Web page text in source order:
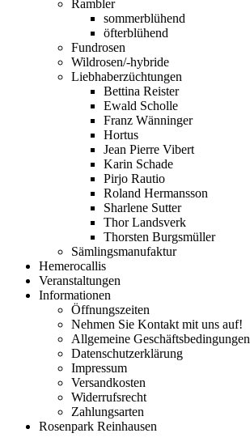
Rambler
sommerblühend
öfterblühend
Fundrosen
Wildrosen/-hybride
Liebhaberzüchtungen
Bettina Reister
Ewald Scholle
Franz Wänninger
Hortus
Jean Pierre Vibert
Karin Schade
Pirjo Rautio
Roland Hermansson
Sharlene Sutter
Thor Landsverk
Thorsten Burgsmüller
Sämlingsmanufaktur
Hemerocallis
Veranstaltungen
Informationen
Öffnungszeiten
Nehmen Sie Kontakt mit uns auf!
Allgemeine Geschäftsbedingungen
Datenschutzerklärung
Impressum
Versandkosten
Widerrufsrecht
Zahlungsarten
Rosenpark Reinhausen